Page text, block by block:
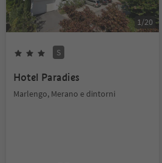
1/20
S
Hotel Paradies
Marlengo, Merano e dintorni